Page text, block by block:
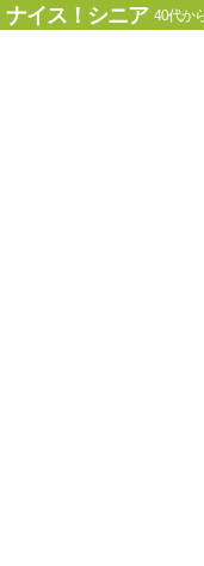
ナイス！シニア 40代か